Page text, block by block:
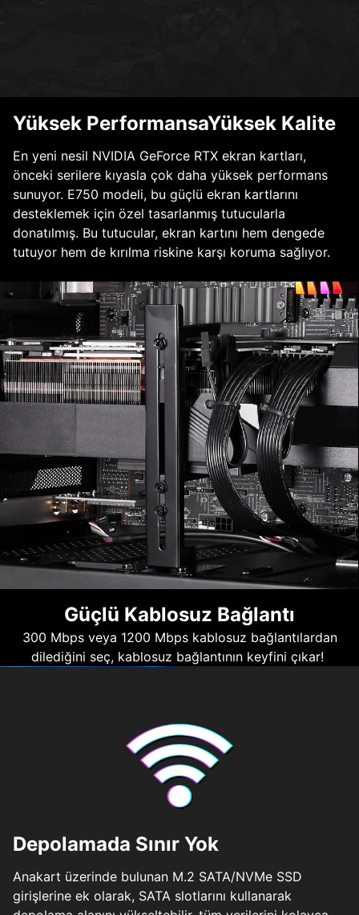
Yüksek PerformansaYüksek Kalite
En yeni nesil NVIDIA GeForce RTX ekran kartları,
önceki serilere kıyasla çok daha yüksek performans
sunuyor. E750 modeli, bu güçlü ekran kartlarını
desteklemek için özel tasarlanmış tutucularla
donatılmış. Bu tutucular, ekran kartını hem dengede
tutuyor hem de kırılma riskine karşı koruma sağlıyor.
Güçlü Kablosuz Bağlantı
300 Mbps veya 1200 Mbps kablosuz bağlantılardan
dilediğini seç, kablosuz bağlantının keyfini çıkar!
Depolamada Sınır Yok
Anakart üzerinde bulunan M.2 SATA/NVMe SSD
girişlerine ek olarak, SATA slotlarını kullanarak